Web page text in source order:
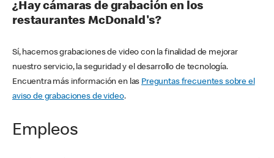
¿Hay cámaras de grabación en los
restaurantes McDonald's?
Sí, hacemos grabaciones de video con la finalidad de mejorar
nuestro servicio, la seguridad y el desarrollo de tecnología.
Encuentra más información en las Preguntas frecuentes sobre el
aviso de grabaciones de video.
Empleos